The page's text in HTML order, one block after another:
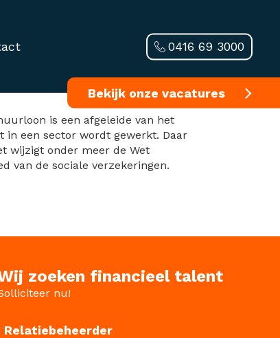
Bekijk onze vacatures
0416 69 3000
geplaatst
is een afgeleide van het
een sector wordt gewerkt. Daar
wijzigt onder meer de Wet
van de sociale verzekeringen.
zoeken financieel talent
nu!
Relatiebeheerder